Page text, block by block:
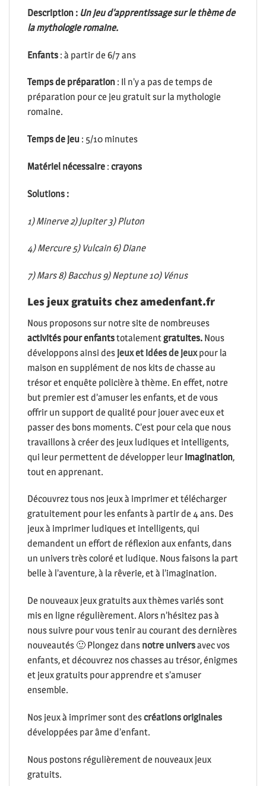
Description : Un jeu d’apprentissage sur le thème de
la mythologie romaine.
Enfants : à partir de 6/7 ans
Temps de préparation : Il n’y a pas de temps de
préparation pour ce jeu gratuit sur la mythologie
romaine.
Temps de jeu : 5/10 minutes
Matériel nécessaire : crayons
Solutions :
1) Minerve 2) Jupiter 3) Pluton
4) Mercure 5) Vulcain 6) Diane
7) Mars 8) Bacchus 9) Neptune 10) Vénus
Les jeux gratuits chez amedenfant.fr
Nous proposons sur notre site de nombreuses
activités pour enfantstotalement gratuites. Nous
développons ainsi des jeux et idées de jeux pour la
maison en supplément de nos kits de chasse au
trésor et enquête policière à thème. En effet, notre
but premier est d’amuser les enfants, et de vous
offrir un support de qualité pour jouer avec eux et
passer des bons moments. C’est pour cela que nous
travaillons à créer des jeux ludiques et intelligents,
qui leur permettent de développer leur imagination,
tout en apprenant.
Découvrez tous nos jeux à imprimer et télécharger
gratuitement pour les enfants à partir de 4 ans. Des
jeux à imprimer ludiques et intelligents, qui
demandent un effort de réflexion aux enfants, dans
un univers très coloré et ludique. Nous faisons la part
belle à l’aventure, à la rêverie, et à l’imagination.
De nouveaux jeux gratuits aux thèmes variés sont
mis en ligne régulièrement. Alors n’hésitez pas à
nous suivre pour vous tenir au courant des dernières
nouveautés 🙂 Plongez dans notre universavec vos
enfants, et découvrez nos chasses au trésor, énigmes
et jeux gratuits pour apprendre et s’amuser
ensemble.
Nos jeux à imprimer sont descréations originales
développées par âme d’enfant.
Nous postons régulièrement de nouveaux jeux
gratuits.